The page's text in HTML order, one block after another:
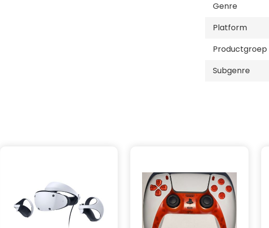
Genre
Platform
Productgroep
Subgenre